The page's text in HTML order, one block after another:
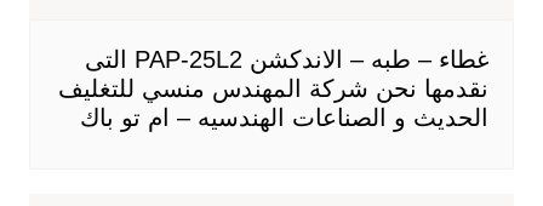
غطاء – طبه – الاندكشن PAP-25L2 التى
نقدمها نحن شركة المهندس منسي للتغليف
الحديث و الصناعات الهندسيه – ام تو باك